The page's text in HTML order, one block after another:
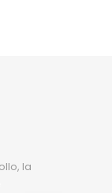
la